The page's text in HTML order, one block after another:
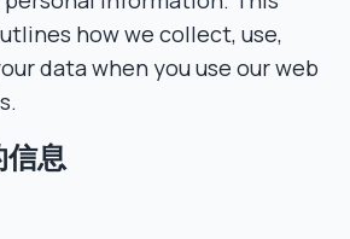
how we collect, use,
data when you use our web
信息